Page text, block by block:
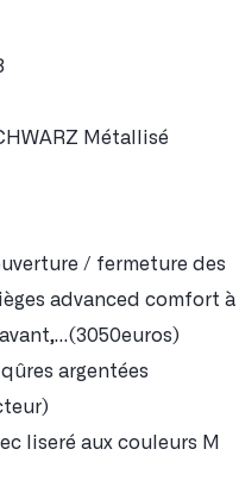
Métallisé
/ fermeture des
advanced comfort à
argentées
liseré aux couleurs M